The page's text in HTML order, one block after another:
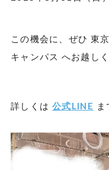
この機会に、ぜひ 東
キャンパス へお越し
詳しくは 公式LINE ま